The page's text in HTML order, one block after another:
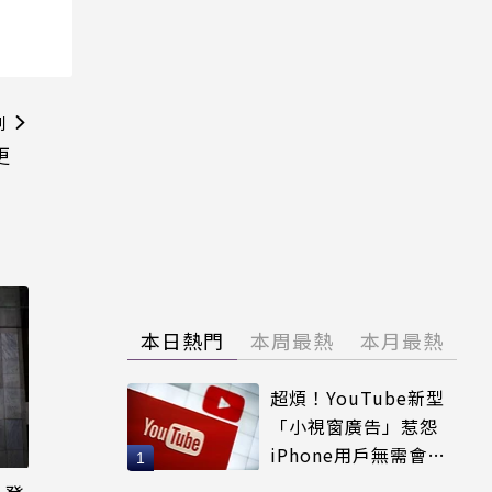
本日熱門 本周最熱 本月最熱
超煩！YouTube新型
「小視窗廣告」惹怨
iPhone用戶無需會員